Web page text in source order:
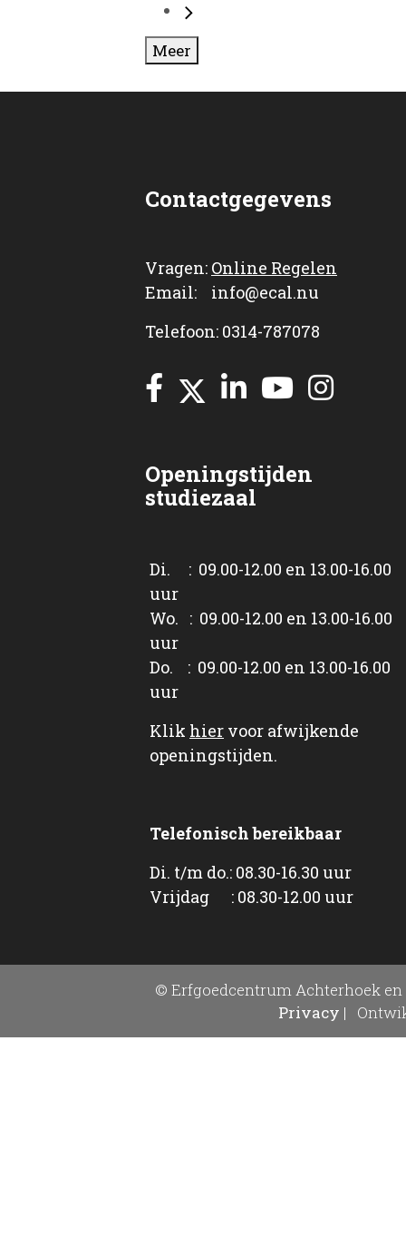
Meer
Contactgegevens
Vragen: Online Regelen
Email: info@ecal.nu
Telefoon: 0314-787078
Openingstijden
studiezaal
Di. : 09.00-12.00 en 13.00-16.00
uur
Wo. : 09.00-12.00 en 13.00-16.00
uur
Do. : 09.00-12.00 en 13.00-16.00
uur
Klik hier voor afwijkende
openingstijden.
Telefonisch bereikbaar
Di. t/m do.: 08.30-16.30 uur
Vrijdag : 08.30-12.00 uur
© Erfgoedcentrum Achterhoek en
Privacy |